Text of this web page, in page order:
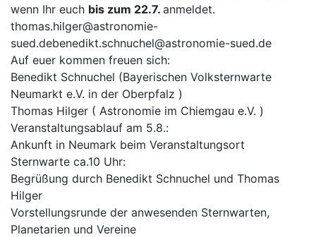
wenn Ihr euch bis zum 22.7. anmeldet.
thomas.hilger@astronomie-
sued.debenedikt.schnuchel@astronomie-sued.de
Auf euer kommen freuen sich:
Benedikt Schnuchel (Bayerischen Volksternwarte
Neumarkt e.V. in der Oberpfalz )
Thomas Hilger ( Astronomie im Chiemgau e.V. )
Veranstaltungsablauf am 5.8.:
Ankunft in Neumark beim Veranstaltungsort
Sternwarte ca.10 Uhr:
Begrüßung durch Benedikt Schnuchel und Thomas
Hilger
Vorstellungsrunde der anwesenden Sternwarten,
Planetarien und Vereine